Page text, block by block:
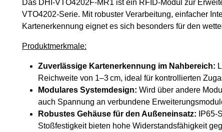
Das DHI-VTO4202F-MR1 ist ein RFID-Modul zur
VTO4202-Serie. Mit robuster Verarbeitung, einfacher
Kartenerkennung eignet es sich besonders für den
Produktmerkmale:
Zuverlässige Kartenerkennung im Nahbereich:
Reichweite von 1–3 cm, ideal für kontrollierten
Modulares Systemdesign: Wird über andere
auch Spannung an verbundene
Robustes Gehäuse für den Außeneinsatz: IP65-
Stoßfestigkeit bieten hohe Widerstandsfähigkeit